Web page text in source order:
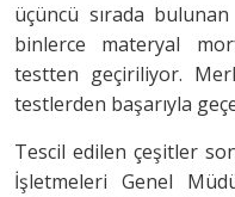
üçüncü sırada
binlerce materyal
testten geçiriliyor.
testlerden başarıyla
Tescil edilen çeşitler
İşletmeleri Genel